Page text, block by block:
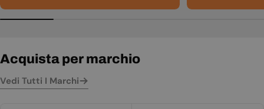
Acquista per marchio
Vedi Tutti I Marchi